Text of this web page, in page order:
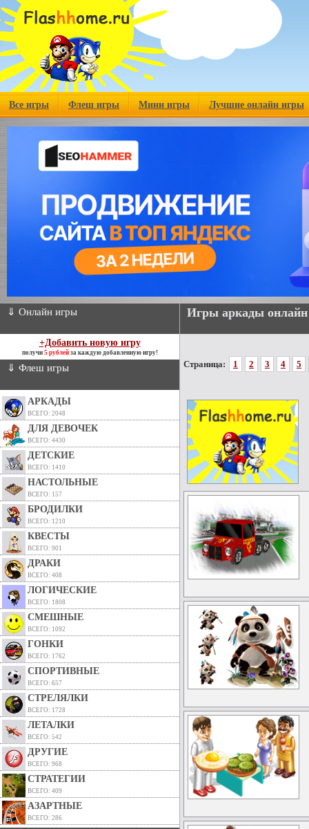
Все игры Флеш игры Мини игры Лучшие онлайн игры
⇓ Онлайн игры
+Добавить новую игру
получи 5 рублейза каждую добавленную игру!
⇓ Флеш игры
АРКАДЫ
ВСЕГО: 2048
ДЛЯ ДЕВОЧЕК
ВСЕГО: 4430
ДЕТСКИЕ
ВСЕГО: 1410
НАСТОЛЬНЫЕ
ВСЕГО: 157
БРОДИЛКИ
ВСЕГО: 1210
КВЕСТЫ
ВСЕГО: 901
ДРАКИ
ВСЕГО: 408
ЛОГИЧЕСКИЕ
ВСЕГО: 1808
СМЕШНЫЕ
ВСЕГО: 1092
ГОНКИ
ВСЕГО: 1762
СПОРТИВНЫЕ
ВСЕГО: 657
СТРЕЛЯЛКИ
ВСЕГО: 1728
ЛЕТАЛКИ
ВСЕГО: 542
ДРУГИЕ
ВСЕГО: 968
СТРАТЕГИИ
ВСЕГО: 409
АЗАРТНЫЕ
ВСЕГО: 286
Игры аркады онлайн
Страница: 1 2 3 4 5